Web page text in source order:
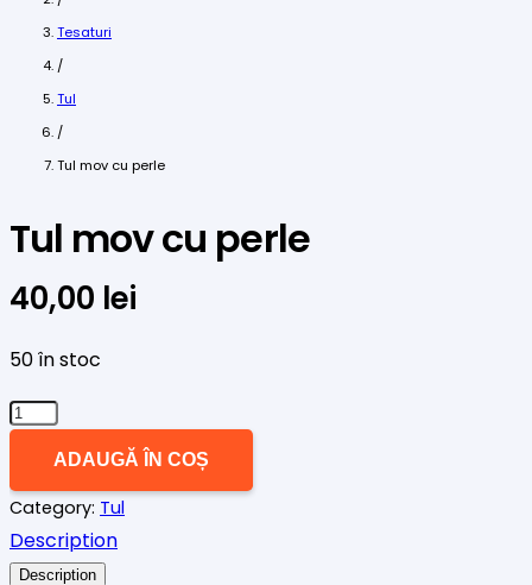
Tesaturi
/
Tul
/
Tul mov cu perle
Tul mov cu perle
40,00 lei
50 în stoc
Cantitate
cu
perle
ADAUGĂ ÎN COȘ
Category: Tul
Description
Description